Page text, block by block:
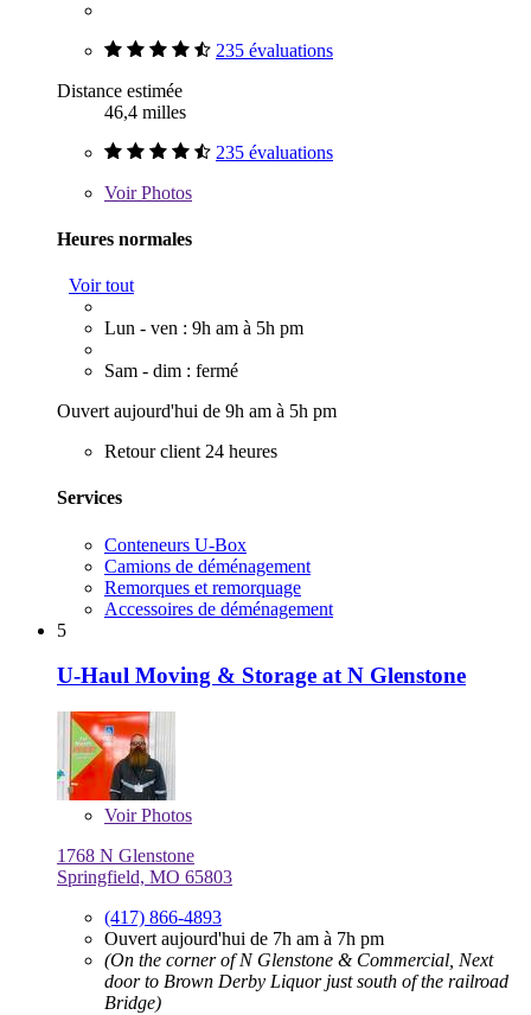
235 évaluations
Distance estimée
46,4 milles
235 évaluations
VoirPhotos
Heures normales
Voir tout
Lun - ven : 9h am à 5h pm
Sam - dim : fermé
Ouvert aujourd'hui de 9h am à 5h pm
Retour client 24 heures
Services
Conteneurs U-Box
Camions de déménagement
Remorques et remorquage
Accessoires de déménagement
5
U-Haul Moving & Storage at N Glenstone
VoirPhotos
1768 N Glenstone
Springfield, MO 65803
(417) 866-4893
Ouvert aujourd'hui de 7h am à 7h pm
(On the corner of N Glenstone & Commercial, Next
door to Brown Derby Liquor just south of the railroad
Bridge)